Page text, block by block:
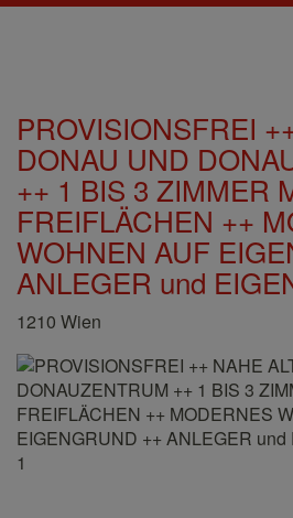
PROVISIONSFREI
DONAU UND
++ 1 BIS 3 ZIMMER
FREIFLÄCHEN ++
WOHNEN AUF
ANLEGER und
1210 Wien